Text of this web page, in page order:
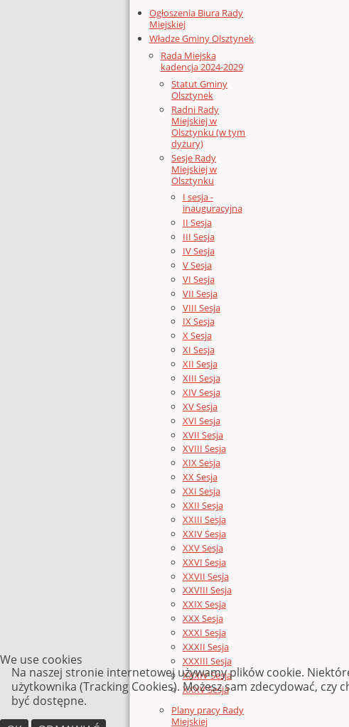
Ogłoszenia Biura Rady
Miejskiej
Władze Gminy Olsztynek
Rada Miejska
kadencja 2024-2029
Statut Gminy
Olsztynek
Radni Rady
Miejskiej w
Olsztynku (w tym
dyżury)
Sesje Rady
Miejskiej w
Olsztynku
I sesja -
inauguracyjna
II Sesja
III Sesja
IV Sesja
V Sesja
VI Sesja
VII Sesja
VIII Sesja
IX Sesja
X Sesja
XI Sesja
XII Sesja
XIII Sesja
XIV Sesja
XV Sesja
XVI Sesja
XVII Sesja
XVIII Sesja
XIX Sesja
XX Sesja
XXI Sesja
XXII Sesja
XXIII Sesja
XXIV Sesja
XXV Sesja
XXVI Sesja
XXVII Sesja
XXVIII Sesja
XXIX Sesja
XXX Sesja
XXXI Sesja
XXXII Sesja
XXXIII Sesja
XXXIV Sesja
XXXV Sesja
Plany pracy Rady
Miejskiej
We use cookies
Na naszej stronie internetowej używamy plików cookie.
użytkownika (Tracking Cookies). Możesz sam zdecydować,
być dostępne.